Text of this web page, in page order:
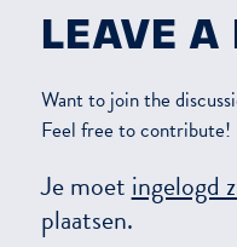
LEAVE A
Want to join the
Feel free to contribute!
Je moet ingelogd
plaatsen.